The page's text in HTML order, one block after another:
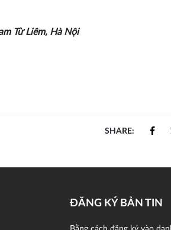
Từ Liêm, Hà Nội
SHARE:
ĐĂNG KÝ BẢN TIN